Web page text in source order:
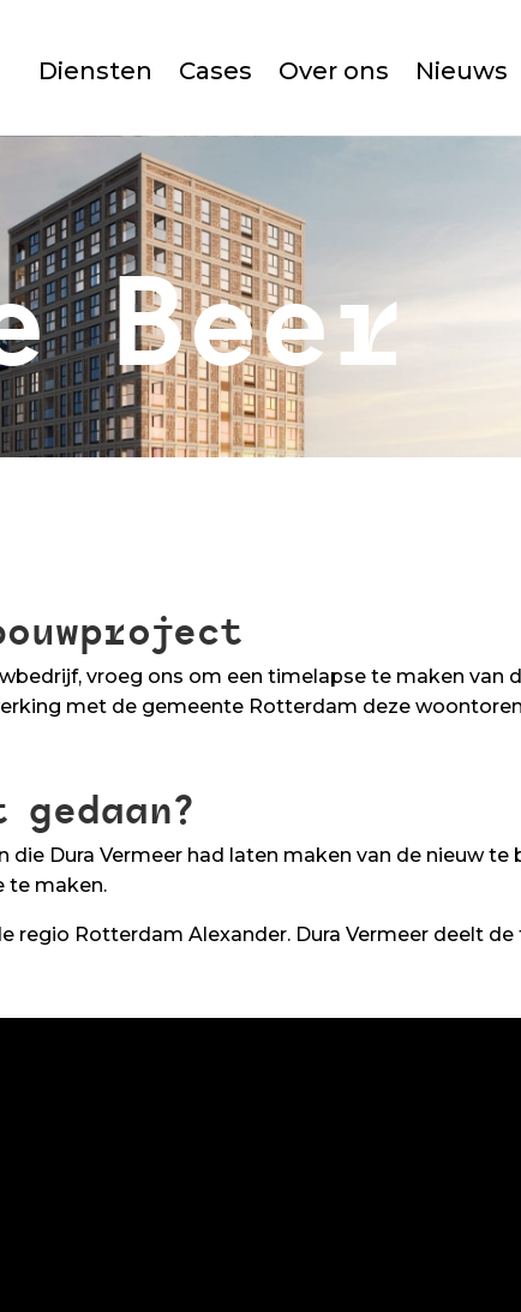
Diensten Cases Over ons Nieuws
Beer
vroeg ons om een timelapse te maken van
met de gemeente Rotterdam deze
Dura Vermeer had laten maken van de nieuw
te maken.
regio Rotterdam Alexander. Dura Vermeer deelt